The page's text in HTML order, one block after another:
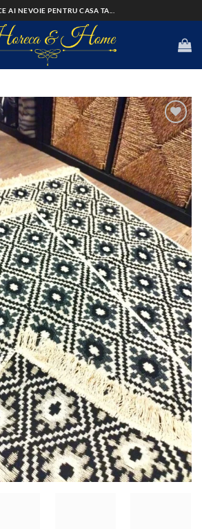
AI NEVOIE PENTRU CASA TA...
Add to
wishlist